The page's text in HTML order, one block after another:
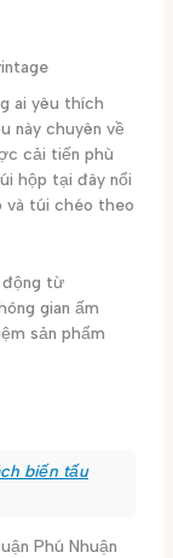
ai yêu thích
này chuyên về
cải tiến phù
hộp tại đây nổi
và túi chéo theo
động từ
gian ấm
sản phẩm
biến tấu
Phú Nhuận